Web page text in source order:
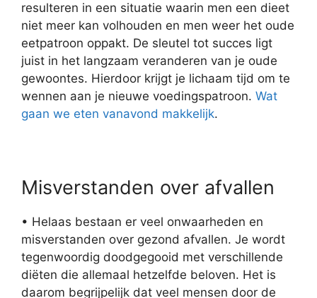
resulteren in een situatie waarin men een dieet
niet meer kan volhouden en men weer het oude
eetpatroon oppakt. De sleutel tot succes ligt
juist in het langzaam veranderen van je oude
gewoontes. Hierdoor krijgt je lichaam tijd om te
wennen aan je nieuwe voedingspatroon. Wat
gaan we eten vanavond makkelijk.
Misverstanden over afvallen
• Helaas bestaan er veel onwaarheden en
misverstanden over gezond afvallen. Je wordt
tegenwoordig doodgegooid met verschillende
diëten die allemaal hetzelfde beloven. Het is
daarom begrijpelijk dat veel mensen door de